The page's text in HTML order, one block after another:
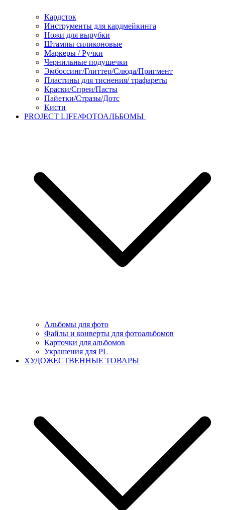
Кардсток
Инструменты для кардмейкинга
Ножи для вырубки
Штампы силиконовые
Маркеры / Ручки
Чернильные подушечки
Эмбоссинг/Глиттер/Слюда/Пригмент
Пластины для тиснения/ трафареты
Краски/Спреи/Пасты
Пайетки/Стразы/Дотс
Кисти
PROJECT LIFE/ФОТОАЛЬБОМЫ
Альбомы для фото
Файлы и конверты для фотоальбомов
Карточки для альбомов
Украшения для PL
ХУДОЖЕСТВЕННЫЕ ТОВАРЫ